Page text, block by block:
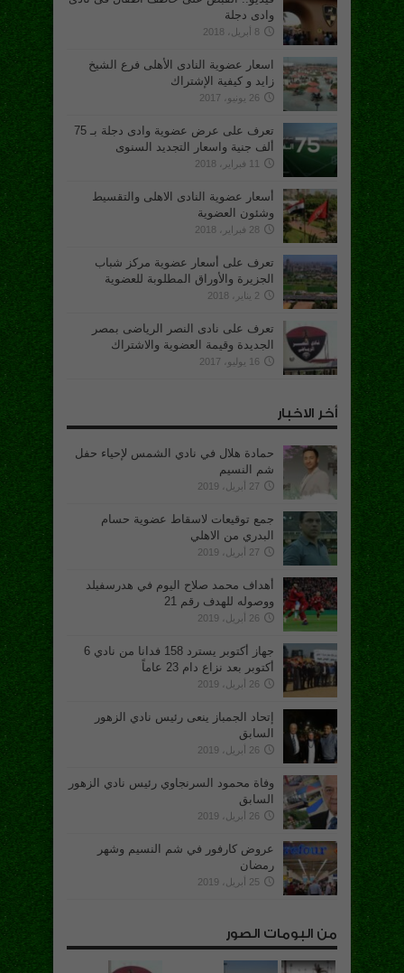
وادى دجلة
8 أبريل، 2018
اسعار عضوية النادى الأهلى فرع الشيخ
زايد و كيفية الإشتراك
26 يونيو، 2017
تعرف على عرض عضوية وادى دجلة بـ 75
ألف جنية واسعار التجديد السنوى
11 فبراير، 2018
أسعار عضوية النادى الاهلى والتقسيط
وشئون العضوية
28 فبراير، 2018
تعرف على أسعار عضوية مركز شباب
الجزيرة والأوراق المطلوبة للعضوية
2 يناير، 2018
تعرف على نادى النصر الرياضى بمصر
الجديدة وقيمة العضوية والاشتراك
16 يوليو، 2017
أخر الاخبار
حمادة هلال في نادي الشمس لإحياء حفل
شم النسيم
27 أبريل، 2019
جمع توقيعات لاسقاط عضوية حسام
البدري من الاهلي
27 أبريل، 2019
أهداف محمد صلاح اليوم في هدرسفيلد
ووصوله للهدف رقم 21
26 أبريل، 2019
جهاز أكتوبر يسترد 158 فدانا من نادي 6
أكتوبر بعد نزاع دام 23 عاماً
26 أبريل، 2019
إتحاد الجمباز ينعى رئيس نادي الزهور
السابق
26 أبريل، 2019
وفاة محمود السرنجاوي رئيس نادي الزهور
السابق
26 أبريل، 2019
عروض كارفور في شم النسيم وشهر
رمضان
25 أبريل، 2019
من البومات الصور